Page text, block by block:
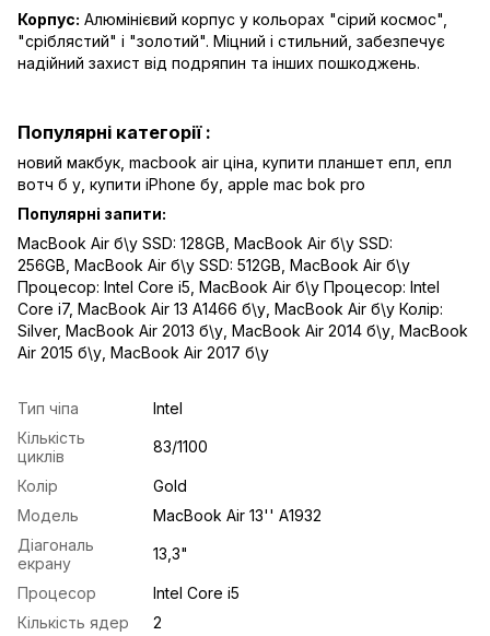
Корпус: Алюмінієвий корпус у кольорах "сірий космос",
"сріблястий" і "золотий". Міцний і стильний, забезпечує
надійний захист від подряпин та інших пошкоджень.
Популярні категорії :
новий макбук, macbook air ціна, купити планшет епл, епл
вотч б у, купити iPhone бу, apple mac bok pro
Популярні запити:
MacBook Air б\у SSD: 128GB MacBook Air б\у SSD:
256GB MacBook Air б\у SSD: 512GB MacBook Air б\у
Процесор: Intel Core i5 MacBook Air б\у Процесор: Intel
Core i7, MacBook Air 13 A1466 б\у MacBook Air б\у Колір:
Silver, MacBook Air 2013 б\у MacBook Air 2014 б\у MacBook
Air 2015 б\у MacBook Air 2017 б\у
Тип чіпа
Intel
Кількість
циклів
83/1100
Колір
Gold
Модель
MacBook Air 13'' A1932
Діагональ
екрану
13,3"
Процесор
Intel Core i5
Кількість ядер
2